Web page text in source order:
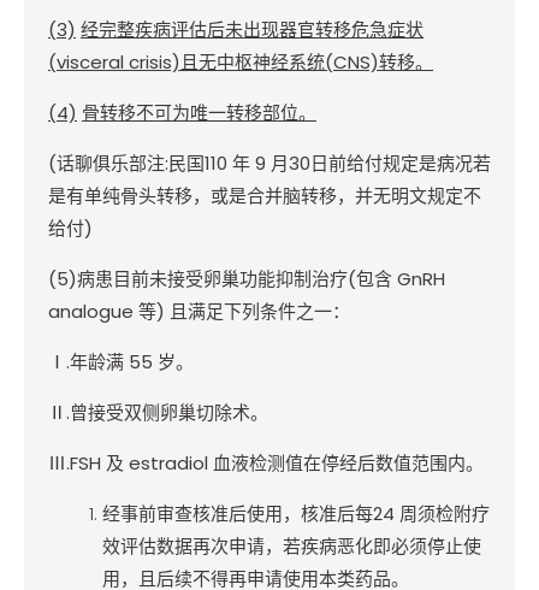
(3) 经完整疾病评估后未出现器官转移危急症状
(visceral crisis)且无中枢神经系统(CNS)转移。
(4) 骨转移不可为唯一转移部位。
(话聊俱乐部注:民国110 年9 月30日前给付规定是病况若
是有单纯骨头转移，或是合并脑转移，并无明文规定不
给付)
(5)病患目前未接受卵巢功能抑制治疗(包含GnRH
analogue 等) 且满足下列条件之一：
Ⅰ .年龄满 55 岁。
Ⅱ.曾接受双侧卵巢切除术。
Ⅲ.FSH 及estradiol 血液检测值在停经后数值范围内。
经事前审查核准后使用，核准后每24 周须检附疗
效评估数据再次申请，若疾病恶化即必须停止使
用，且后续不得再申请使用本类药品。